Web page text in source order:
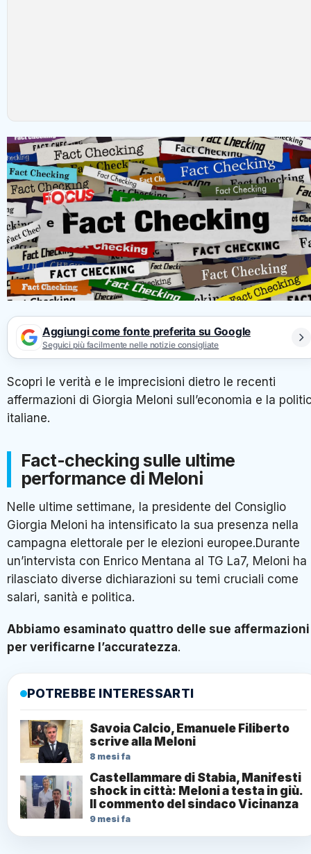
Aggiungi come fonte preferita su Google
Seguici più facilmente nelle notizie consigliate
Scopri le verità e le imprecisioni dietro le recenti
affermazioni di Giorgia Meloni sull’economia e la
italiane.
Fact-checking sulle ultime
performance di Meloni
Nelle ultime settimane, la presidente del Consiglio
Giorgia Meloni ha intensificato la sua presenza nella
campagna elettorale per le elezioni europee.Durante
un’intervista con Enrico Mentana al TG La7, Meloni ha
rilasciato diverse dichiarazioni su temi cruciali come
salari, sanità e politica.
Abbiamo esaminato quattro delle sue affermazioni
per verificarne l’accuratezza.
POTREBBE INTERESSARTI
Savoia Calcio, Emanuele Filiberto
scrive alla Meloni
8 mesi fa
Castellammare di Stabia, Manifesti
shock in città: Meloni a testa in giù.
Il commento del sindaco Vicinanza
9 mesi fa